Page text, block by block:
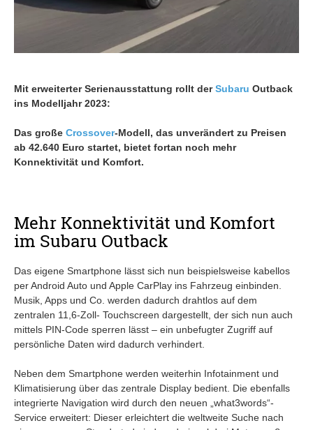
Mit erweiterter Serienausstattung rollt derSubaru Outback
ins Modelljahr 2023:
Das große Crossover-Modell, das unverändert zu Preisen
ab 42.640 Euro startet, bietet fortan noch mehr
Konnektivität und Komfort.
Mehr Konnektivität und Komfort
im Subaru Outback
Das eigene Smartphone lässt sich nun beispielsweise kabellos
per Android Auto und Apple CarPlay ins Fahrzeug einbinden.
Musik, Apps und Co. werden dadurch drahtlos auf dem
zentralen 11,6-Zoll- Touchscreen dargestellt, der sich nun auch
mittels PIN-Code sperren lässt – ein unbefugter Zugriff auf
persönliche Daten wird dadurch verhindert.
Neben dem Smartphone werden weiterhin Infotainment und
Klimatisierung über das zentrale Display bedient. Die ebenfalls
integrierte Navigation wird durch den neuen „what3words“-
Service erweitert: Dieser erleichtert die weltweite Suche nach